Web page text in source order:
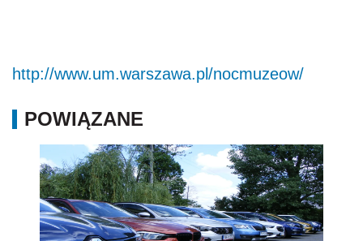
http://www.um.warszawa.pl/nocmuzeow/
POWIĄZANE